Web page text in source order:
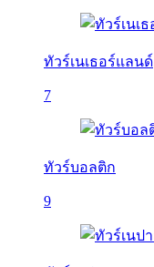
ทัวร์เนเธอร์แลนด์
7
ทัวร์บอลติก
9